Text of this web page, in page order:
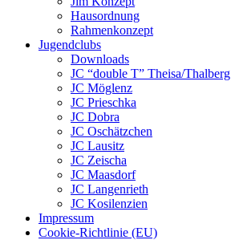
Hausordnung
Rahmenkonzept
Jugendclubs
Downloads
JC “double T” Theisa/Thalberg
JC Möglenz
JC Prieschka
JC Dobra
JC Oschätzchen
JC Lausitz
JC Zeischa
JC Maasdorf
JC Langenrieth
JC Kosilenzien
Impressum
Cookie-Richtlinie (EU)